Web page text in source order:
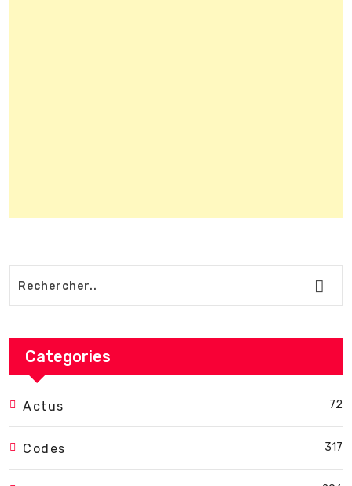
Categories
Actus 72
Codes 317